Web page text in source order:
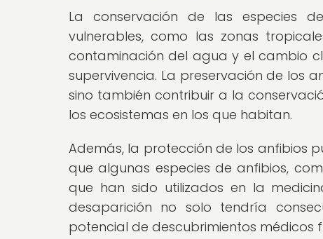
La conservación de las especies
vulnerables, como las zonas
contaminación del agua y el cambio
supervivencia. La preservación de los
sino también contribuir a la
los ecosistemas en los que habitan.
Además, la protección de los anfibios
que algunas especies de anfibios,
que han sido utilizados en la
desaparición no solo tendría
potencial de descubrimientos médicos